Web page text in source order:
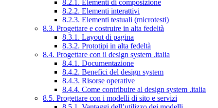
8.2.1. Elementi di composizione
8.2.2. Elementi interattivi
8.2.3. Elementi testuali (microtesti)
8.3. Progettare e costruire in alta fedeltà
8.3.1. Layout di pagina
8.3.2. Prototipi in alta fedeltà
8.4. Progettare con il design system .italia
8.4.1. Documentazione
8.4.2. Benefici del design system
8.4.3. Risorse operative
8.4.4. Come contribuire al design system .italia
8.5. Progettare con i modelli di sito e servizi